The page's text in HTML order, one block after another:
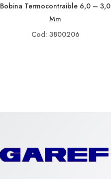
Bobina Termocontraible 6,0 – 3,0
Mm
Cod: 3800206